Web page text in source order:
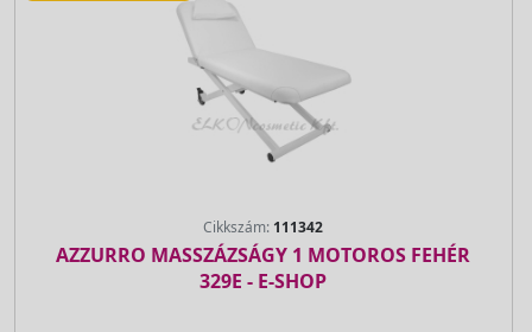
Cikkszám: 111342
AZZURRO MASSZÁZSÁGY 1 MOTOROS FEHÉR
329E - E-SHOP